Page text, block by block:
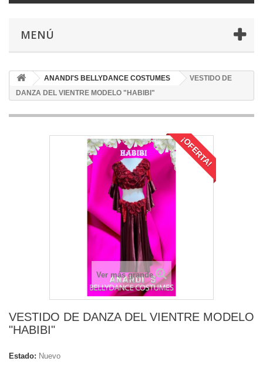
MENÚ
ANANDI'S BELLYDANCE COSTUMES
VESTIDO DE
DANZA DEL VIENTRE MODELO "HABIBI"
¡OFERTA!
Ver más grande
VESTIDO DE DANZA DEL VIENTRE MODELO
"HABIBI"
Estado: Nuevo